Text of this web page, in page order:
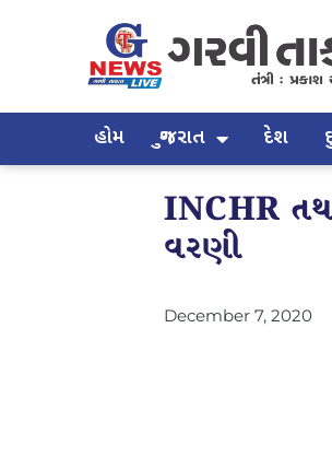
હોમ ગુજરાત દેશ
INCHR
વરણી
December 7, 2020